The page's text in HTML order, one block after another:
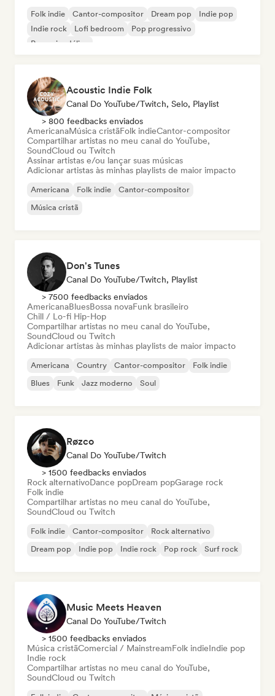
Folk indie Cantor-compositor Dream pop
Indie pop
Indie rock
Lofi bedroom
Pop progressivo
Pop psicodélico
Acoustic Indie Folk
Canal Do YouTube/Twitch, Selo, Playlist
> 800 feedbacks enviados
AmericanaMúsica cristãFolk indieCantor-compositor
Compartilhar artistas no meu canal do YouTube,
SoundCloud ou Twitch
Assinar artistas e/ou lançar suas músicas
Adicionar artistas às minhas playlists de maior impacto
Americana Folk indie
Cantor-compositor
Música cristã
Don's Tunes
Canal Do YouTube/Twitch, Playlist
> 7500 feedbacks enviados
AmericanaBluesBossa novaFunk brasileiro
Chill / Lo-fi Hip-Hop
Compartilhar artistas no meu canal do YouTube,
SoundCloud ou Twitch
Adicionar artistas às minhas playlists de maior impacto
Americana Country Cantor-compositor
Folk indie
Blues
Funk Jazz moderno Soul
Røzco
Canal Do YouTube/Twitch
> 1500 feedbacks enviados
Rock alternativoDance popDream popGarage rock
Folk indie
Compartilhar artistas no meu canal do YouTube,
SoundCloud ou Twitch
Folk indie Cantor-compositor
Rock alternativo
Dream pop
Indie pop Indie rock Pop rock Surf rock
Music Meets Heaven
Canal Do YouTube/Twitch
> 1500 feedbacks enviados
Música cristãComercial / MainstreamFolk indieIndie pop
Indie rock
Compartilhar artistas no meu canal do YouTube,
SoundCloud ou Twitch